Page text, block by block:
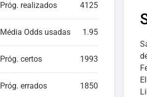
Próg. realizados 4125
Média Odds usadas 1.95
Próg. certos 1993
Próg. errados 1850